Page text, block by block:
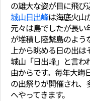
の雄大な姿が目に飛び
城山日出峰は海底火山
元々は島でしたが長
が堆積し陸繋島のよ
上から眺める日の出は
城山「日出峰」と言わ
由からです。毎年大晦
の出祭りが開催され
へやってきます。